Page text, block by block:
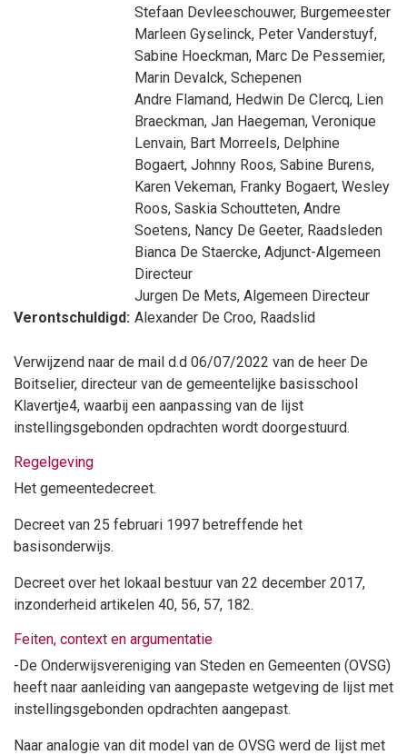
Stefaan Devleeschouwer, Burgemeester
Marleen Gyselinck, Peter Vanderstuyf,
Sabine Hoeckman, Marc De Pessemier,
Marin Devalck, Schepenen
Andre Flamand, Hedwin De Clercq, Lien
Braeckman, Jan Haegeman, Veronique
Lenvain, Bart Morreels, Delphine
Bogaert, Johnny Roos, Sabine Burens,
Karen Vekeman, Franky Bogaert, Wesley
Roos, Saskia Schoutteten, Andre
Soetens, Nancy De Geeter, Raadsleden
Bianca De Staercke, Adjunct-Algemeen
Directeur
Jurgen De Mets, Algemeen Directeur
Verontschuldigd: Alexander De Croo, Raadslid
Verwijzend naar de mail d.d 06/07/2022 van de heer De
Boitselier, directeur van de gemeentelijke basisschool
Klavertje4, waarbij een aanpassing van de lijst
instellingsgebonden opdrachten wordt doorgestuurd.
Regelgeving
Het gemeentedecreet.
Decreet van 25 februari 1997 betreffende het
basisonderwijs.
Decreet over het lokaal bestuur van 22 december 2017,
inzonderheid artikelen 40, 56, 57, 182.
Feiten, context en argumentatie
-De Onderwijsvereniging van Steden en Gemeenten (OVSG)
heeft naar aanleiding van aangepaste wetgeving de lijst met
instellingsgebonden opdrachten aangepast.
Naar analogie van dit model van de OVSG werd de lijst met